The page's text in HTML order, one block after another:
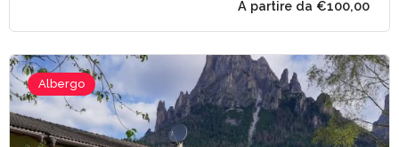
Albergo